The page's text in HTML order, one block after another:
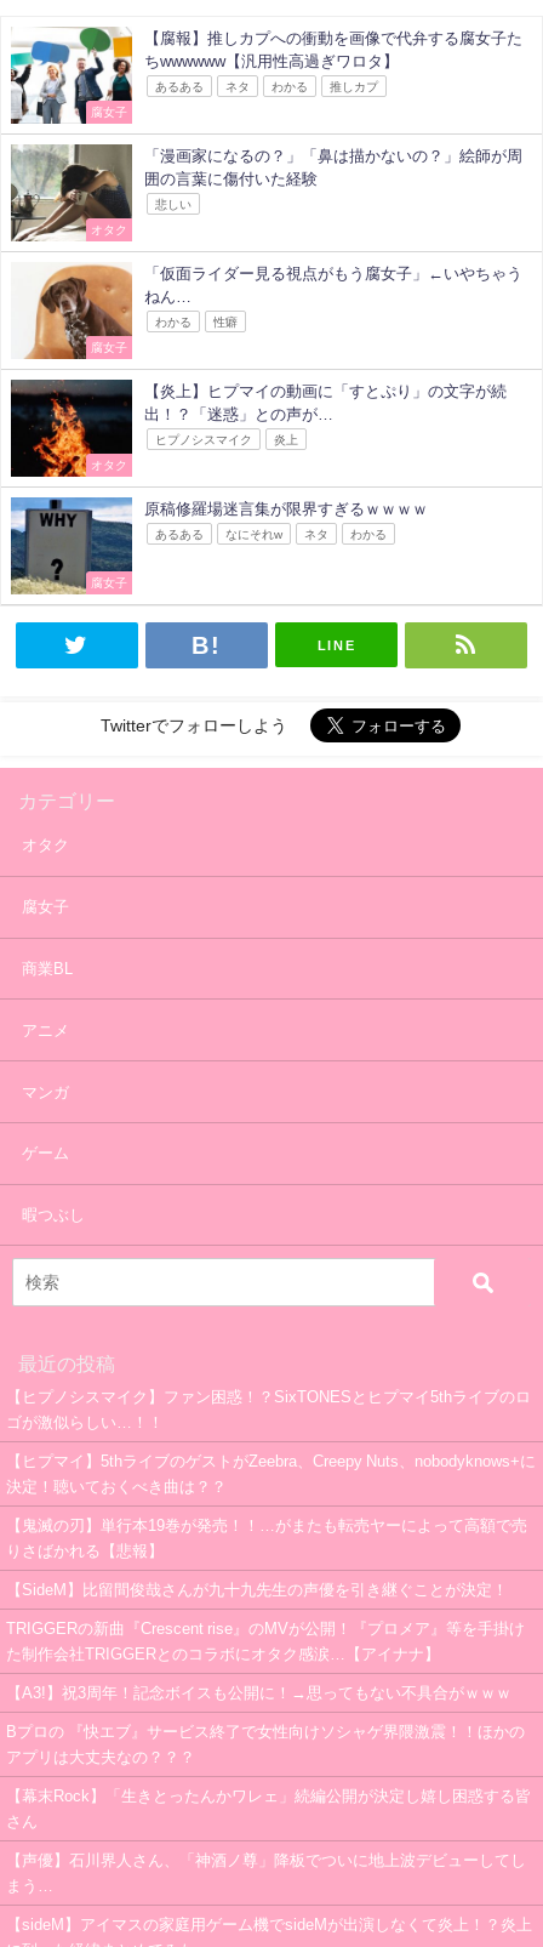
腐女子
【腐報】推しカプへの衝動を画像で代弁する腐女子た
ちwwwwww【汎用性高過ぎワロタ】
あるある ネタ わかる 推しカプ
オタク
「漫画家になるの？」「鼻は描かないの？」絵師が周
囲の言葉に傷付いた経験
悲しい
腐女子
「仮面ライダー見る視点がもう腐女子」←いやちゃう
ねん…
わかる 性癖
オタク
【炎上】ヒプマイの動画に「すとぷり」の文字が続
出！？「迷惑」との声が…
ヒプノシスマイク 炎上
腐女子
原稿修羅場迷言集が限界すぎるｗｗｗｗ
あるある なにそれw ネタ わかる
LINE
Twitterでフォローしよう
カテゴリー
オタク
腐女子
商業BL
アニメ
マンガ
ゲーム
暇つぶし
最近の投稿
【ヒプノシスマイク】ファン困惑！？SixTONESとヒプマイ5thライブのロ
ゴが激似らしい…！！
【ヒプマイ】5thライブのゲストがZeebra、Creepy Nuts、nobodyknows+に
決定！聴いておくべき曲は？？
【鬼滅の刃】単行本19巻が発売！！…がまたも転売ヤーによって高額で売
りさばかれる【悲報】
【SideM】比留間俊哉さんが九十九先生の声優を引き継ぐことが決定！
TRIGGERの新曲『Crescent rise』のMVが公開！『プロメア』等を手掛け
た制作会社TRIGGERとのコラボにオタク感涙…【アイナナ】
【A3!】祝3周年！記念ボイスも公開に！→思ってもない不具合がｗｗｗ
Bプロの 『快エブ』サービス終了で女性向けソシャゲ界隈激震！！ほかの
アプリは大丈夫なの？？？
【幕末Rock】「生きとったんかワレェ」続編公開が決定し嬉し困惑する皆
さん
【声優】石川界人さん、「神酒ノ尊」降板でついに地上波デビューしてし
まう…
【sideM】アイマスの家庭用ゲーム機でsideMが出演しなくて炎上！？炎上